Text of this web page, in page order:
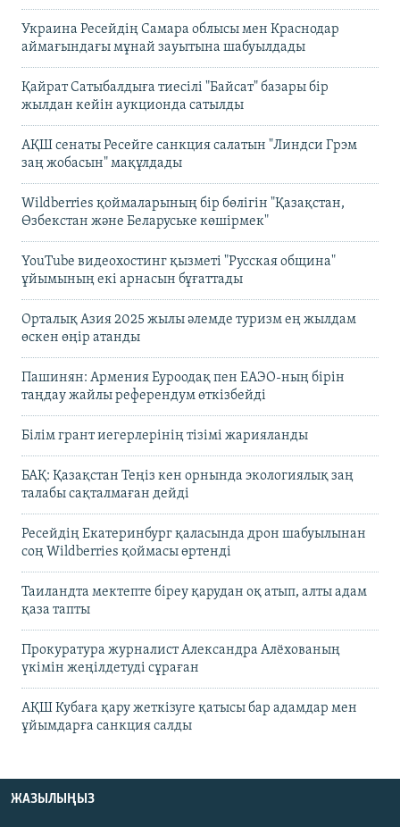
Украина Ресейдің Самара облысы мен Краснодар
аймағындағы мұнай зауытына шабуылдады
Қайрат Сатыбалдыға тиесілі "Байсат" базары бір
жылдан кейін аукционда сатылды
АҚШ сенаты Ресейге санкция салатын "Линдси Грэм
заң жобасын" мақұлдады
Wildberries қоймаларының бір бөлігін "Қазақстан,
Өзбекстан және Беларуське көшірмек"
YouTube видеохостинг қызметі "Русская община"
ұйымының екі арнасын бұғаттады
Орталық Азия 2025 жылы әлемде туризм ең жылдам
өскен өңір атанды
Пашинян: Армения Еуроодақ пен ЕАЭО-ның бірін
таңдау жайлы референдум өткізбейді
Білім грант иегерлерінің тізімі жарияланды
БАҚ: Қазақстан Теңіз кен орнында экологиялық заң
талабы сақталмаған дейді
Ресейдің Екатеринбург қаласында дрон шабуылынан
соң Wildberries қоймасы өртенді
Таиландта мектепте біреу қарудан оқ атып, алты адам
қаза тапты
Прокуратура журналист Александра Алёхованың
үкімін жеңілдетуді сұраған
АҚШ Кубаға қару жеткізуге қатысы бар адамдар мен
ұйымдарға санкция салды
ЖАЗЫЛЫҢЫЗ